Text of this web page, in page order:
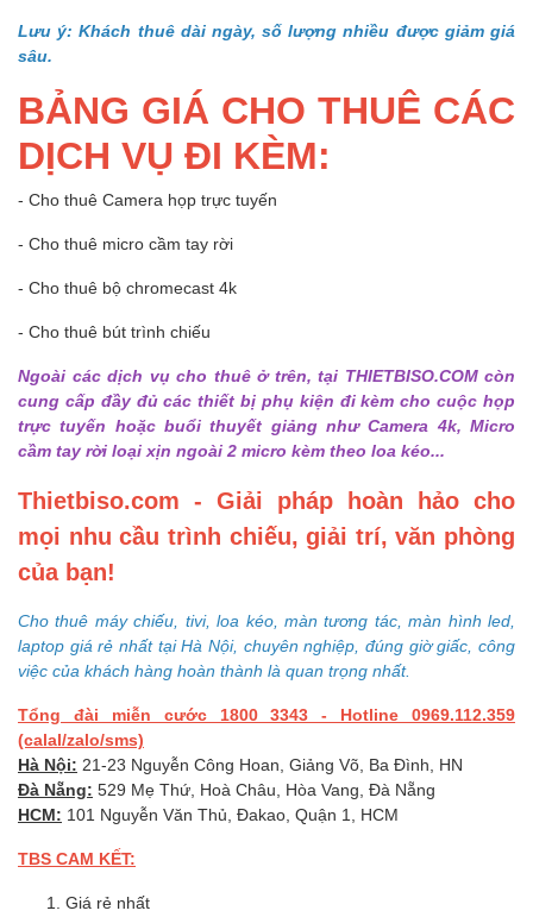
Lưu ý: Khách thuê dài ngày, số lượng nhiều được giảm giá
sâu.
BẢNG GIÁ CHO THUÊ CÁC
DỊCH VỤ ĐI KÈM:
- Cho thuê Camera họp trực tuyến
- Cho thuê micro cầm tay rời
- Cho thuê bộ chromecast 4k
- Cho thuê bút trình chiếu
Ngoài các dịch vụ cho thuê ở trên, tại THIETBISO.COM còn
cung cấp đầy đủ các thiết bị phụ kiện đi kèm cho cuộc họp
trực tuyến hoặc buổi thuyết giảng như Camera 4k, Micro
cầm tay rời loại xịn ngoài 2 micro kèm theo loa kéo...
Thietbiso.com - Giải pháp hoàn hảo cho
mọi nhu cầu trình chiếu, giải trí, văn phòng
của bạn!
Cho thuê máy chiếu, tivi, loa kéo, màn tương tác, màn hình led,
laptop giá rẻ nhất tại Hà Nội, chuyên nghiệp, đúng giờ giấc, công
việc của khách hàng hoàn thành là quan trọng nhất.
Tổng đài miễn cước 1800 3343 - Hotline 0969.112.359
(calal/zalo/sms)
Hà Nội: 21-23 Nguyễn Công Hoan, Giảng Võ, Ba Đình, HN
Đà Nẵng: 529 Mẹ Thứ, Hoà Châu, Hòa Vang, Đà Nẵng
HCM: 101 Nguyễn Văn Thủ, Đakao, Quận 1, HCM
TBS CAM KẾT:
Giá rẻ nhất